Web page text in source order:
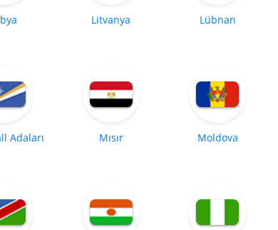
Litvanya Lübnan
Adaları Mısır Moldova